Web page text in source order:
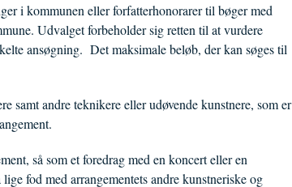
i kommunen eller forfatterhonorarer til bøger med
Udvalget forbeholder sig retten til at vurdere
ansøgning. Det maksimale beløb, der kan søges til
samt andre teknikere eller udøvende kunstnere, som er
så som et foredrag med en koncert eller en
fod med arrangementets andre kunstneriske og